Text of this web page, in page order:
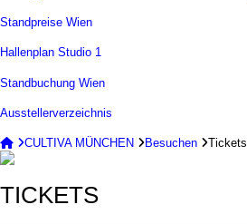
Standpreise Wien
Hallenplan Studio 1
Standbuchung Wien
Ausstellerverzeichnis
 CULTIVA MÜNCHEN Besuchen 
TICKETS